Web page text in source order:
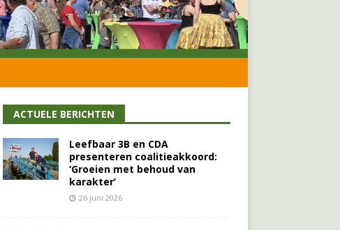
ACTUELE BERICHTEN
Leefbaar 3B en CDA
presenteren coalitieakkoord:
‘Groeien met behoud van
karakter’
26 juni 2026